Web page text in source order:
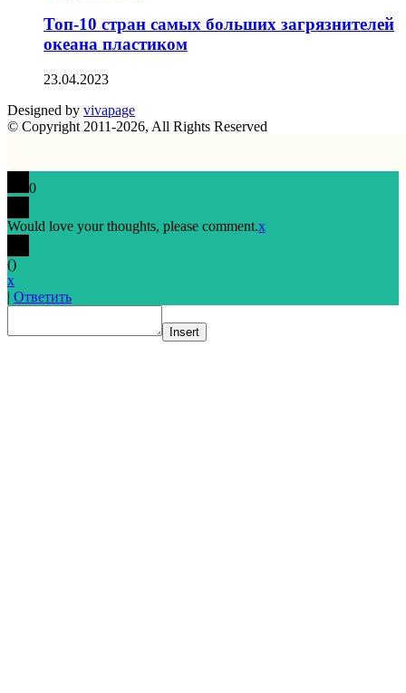
Топ-10 стран самых больших загрязнителей
океана пластиком
23.04.2023
Designed by vivapage
© Copyright 2011-2026, All Rights Reserved
0
Would love your thoughts, please comment.x
()
x
| Ответить
Insert